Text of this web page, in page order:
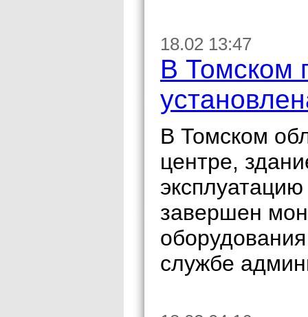
18.02 13:47
В Томском
В Томском
центре,
завершен
службе